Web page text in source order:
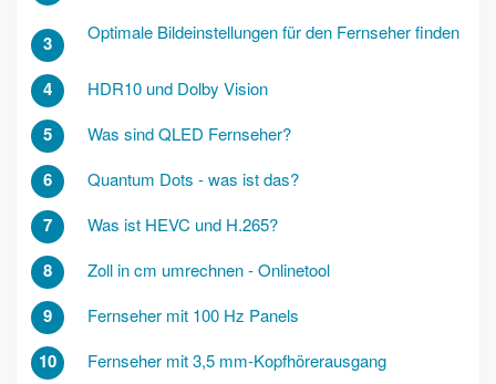
3 Optimale Bildeinstellungen für den Fernseher finden
4 HDR10 und Dolby Vision
5 Was sind QLED Fernseher?
6 Quantum Dots - was ist das?
7 Was ist HEVC und H.265?
8 Zoll in cm umrechnen - Onlinetool
9 Fernseher mit 100 Hz Panels
10 Fernseher mit 3,5 mm-Kopfhörerausgang